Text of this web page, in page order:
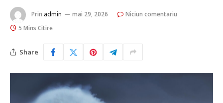
Prin admin mai 29, 2026
Niciun comentariu
5 Mins Citire
Share